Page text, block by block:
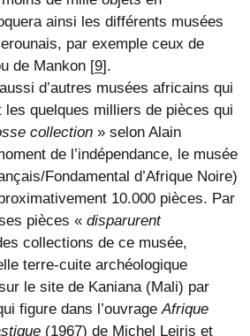
ainsi les différents musées
par exemple ceux de
de Mankon [9].
d’autres musées africains qui
les quelques milliers de pièces qui
collection » selon Alain
de l’indépendance, le musée
Fondamental d’Afrique Noire)
10.000 pièces. Par
pièces «disparurent
collections de ce musée,
terre-cuite archéologique
le site de Kaniana (Mali) par
figure dans l’ouvrageAfrique
(1967) de Michel Leiris et